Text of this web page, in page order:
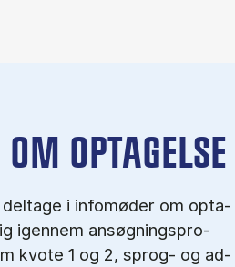
OP­TA­GEL­SE
del­tage i in­fo­mø­der om op­ta­
igen­nem an­søg­nings­pro­
kvo­te 1 og 2, sprog- og ad­